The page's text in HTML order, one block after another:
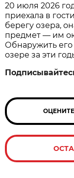
20 июля 2026
приехала в
берегу озера,
предмет — им
Обнаружить его
озере за эти